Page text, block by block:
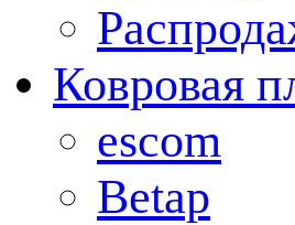
Ковровая
escom
Betap